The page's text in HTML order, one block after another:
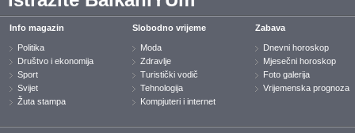
Info magazin
Politika
Društvo i ekonomija
Sport
Svijet
Žuta stampa
Slobodno vrijeme
Moda
Zdravlje
Turistički vodič
Tehnologija
Kompjuteri i internet
Zabava
Dnevni horoskop
Mjesečni horoskop
Foto galerija
Vrijemenska prognoza